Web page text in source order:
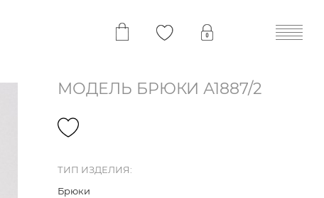
МОДЕЛЬ БРЮКИ А1887/2
ТИП ИЗДЕЛИЯ:
Брюки